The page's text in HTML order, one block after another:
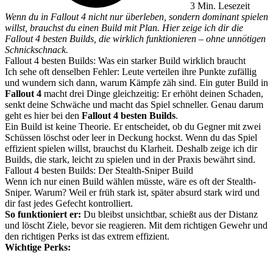
3 Min. Lesezeit
Wenn du in Fallout 4 nicht nur überleben, sondern dominant spielen
willst, brauchst du einen Build mit Plan. Hier zeige ich dir die
Fallout 4 besten Builds, die wirklich funktionieren – ohne unnötigen
Schnickschnack.
Fallout 4 besten Builds: Was ein starker Build wirklich braucht
Ich sehe oft denselben Fehler: Leute verteilen ihre Punkte zufällig
und wundern sich dann, warum Kämpfe zäh sind. Ein guter Build in
Fallout 4 macht drei Dinge gleichzeitig: Er erhöht deinen Schaden,
senkt deine Schwäche und macht das Spiel schneller. Genau darum
geht es hier bei den Fallout 4 besten Builds.
Ein Build ist keine Theorie. Er entscheidet, ob du Gegner mit zwei
Schüssen löschst oder leer in Deckung hockst. Wenn du das Spiel
effizient spielen willst, brauchst du Klarheit. Deshalb zeige ich dir
Builds, die stark, leicht zu spielen und in der Praxis bewährt sind.
Fallout 4 besten Builds: Der Stealth-Sniper Build
Wenn ich nur einen Build wählen müsste, wäre es oft der Stealth-
Sniper. Warum? Weil er früh stark ist, später absurd stark wird und
dir fast jedes Gefecht kontrolliert.
So funktioniert er: Du bleibst unsichtbar, schießt aus der Distanz
und löscht Ziele, bevor sie reagieren. Mit dem richtigen Gewehr und
den richtigen Perks ist das extrem effizient.
Wichtige Perks: